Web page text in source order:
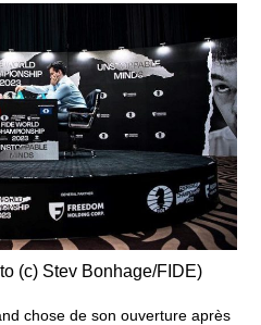
(c) Stev Bonhage/FIDE)
chose de son ouverture après